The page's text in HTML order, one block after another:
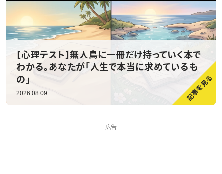
【心理テスト】無人島に一冊だけ持っていく本で
わかる。あなたが「人生で本当に求めているも
の」
2026.08.09
広告